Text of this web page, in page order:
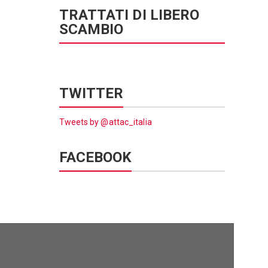
TRATTATI DI LIBERO
SCAMBIO
TWITTER
Tweets by @attac_italia
FACEBOOK